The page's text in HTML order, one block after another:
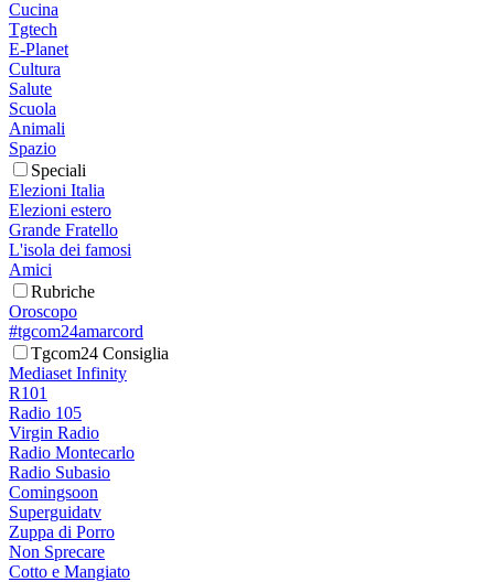
Cucina
Tgtech
E-Planet
Cultura
Salute
Scuola
Animali
Spazio
Speciali
Elezioni Italia
Elezioni estero
Grande Fratello
L'isola dei famosi
Amici
Rubriche
Oroscopo
#tgcom24amarcord
Tgcom24 Consiglia
Mediaset Infinity
R101
Radio 105
Virgin Radio
Radio Montecarlo
Radio Subasio
Comingsoon
Superguidatv
Zuppa di Porro
Non Sprecare
Cotto e Mangiato